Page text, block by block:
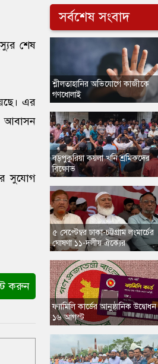
শেষ
এর
আবাসন
সুযোগ
করুন
সর্বশেষ সংবাদ
​শ্লীলতাহানির অভিযোগে কাজীকে
গণধোলাই
​বড়পুকুরিয়া কয়লা খনি শ্রমিকদের
বিক্ষোভ
​৫ সেপ্টেম্বর ঢাকা-চট্টগ্রাম লংমার্চের
ঘোষণা ১১-দলীয় ঐক্যের
​ফ্যামিলি কার্ডের আনুষ্ঠানিক উদ্বোধন
১৬ আগস্ট